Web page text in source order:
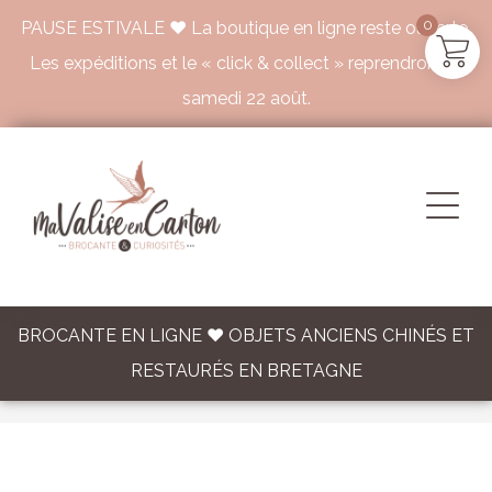
PAUSE ESTIVALE ♥ La boutique en ligne reste ouverte.
Les expéditions et le « click & collect » reprendront le
samedi 22 août.
BROCANTE EN LIGNE ♥ OBJETS ANCIENS CHINÉS ET
RESTAURÉS EN BRETAGNE
0